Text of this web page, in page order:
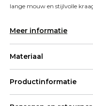
lange mouw en stijlvolle
Meer informatie
Materiaal
Productinformatie